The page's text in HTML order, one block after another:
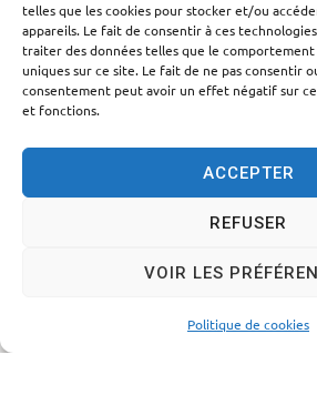
telles que les cookies pour stocker et/ou
appareils. Le fait de consentir à ces
traiter des données telles que le comportement
uniques sur ce site. Le fait de ne pas consentir
consentement peut avoir un effet négatif sur
et fonctions.
ACCEPTER
REFUSER
VOIR LES
Politique de cookies